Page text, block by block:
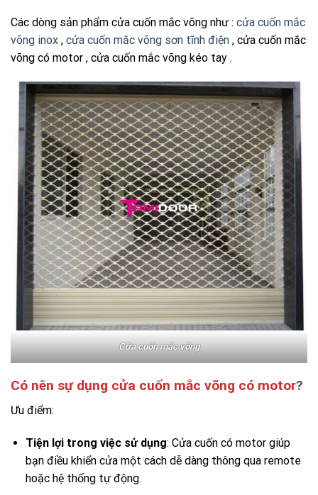
Các dòng sản phẩm cửa cuốn mắc võng như : cửa cuốn mắc
võng inox , cửa cuốn mắc võng sơn tĩnh điện , cửa cuốn mắc
võng có motor , cửa cuốn mắc võng kéo tay .
Cửa cuốn mắc võng
Có nên sự dụng cửa cuốn mắc võng có motor?
Ưu điểm:
Tiện lợi trong việc sử dụng: Cửa cuốn có motor giúp
bạn điều khiển cửa một cách dễ dàng thông qua remote
hoặc hệ thống tự động.